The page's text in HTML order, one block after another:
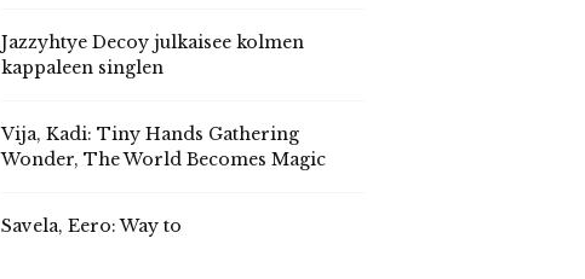
Jazzyhtye Decoy julkaisee kolmen
kappaleen singlen
Vija, Kadi: Tiny Hands Gathering
Wonder, The World Becomes Magic
Savela, Eero: Way to